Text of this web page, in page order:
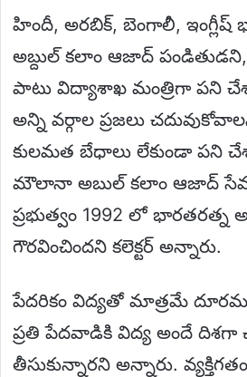
హిందీ, అరబిక్, బెంగాలీ,
అబ్దుల్ కలాం ఆజాద్
పాటు విద్యాశాఖ మంత్రిగా పని
అన్ని వర్గాల ప్రజలు
కులమత బేధాలు లేకుండా పని
మౌలానా అబుల్ కలాం ఆజాద్
ప్రభుత్వం 1992 లో భారతరత్న
గౌరవించిందని కలెక్టర్ అన్నారు.
పేదరికం విద్యతో మాత్రమే
ప్రతి పేదవాడికి విద్య అందే దిశగా
తీసుకున్నారని అన్నారు.